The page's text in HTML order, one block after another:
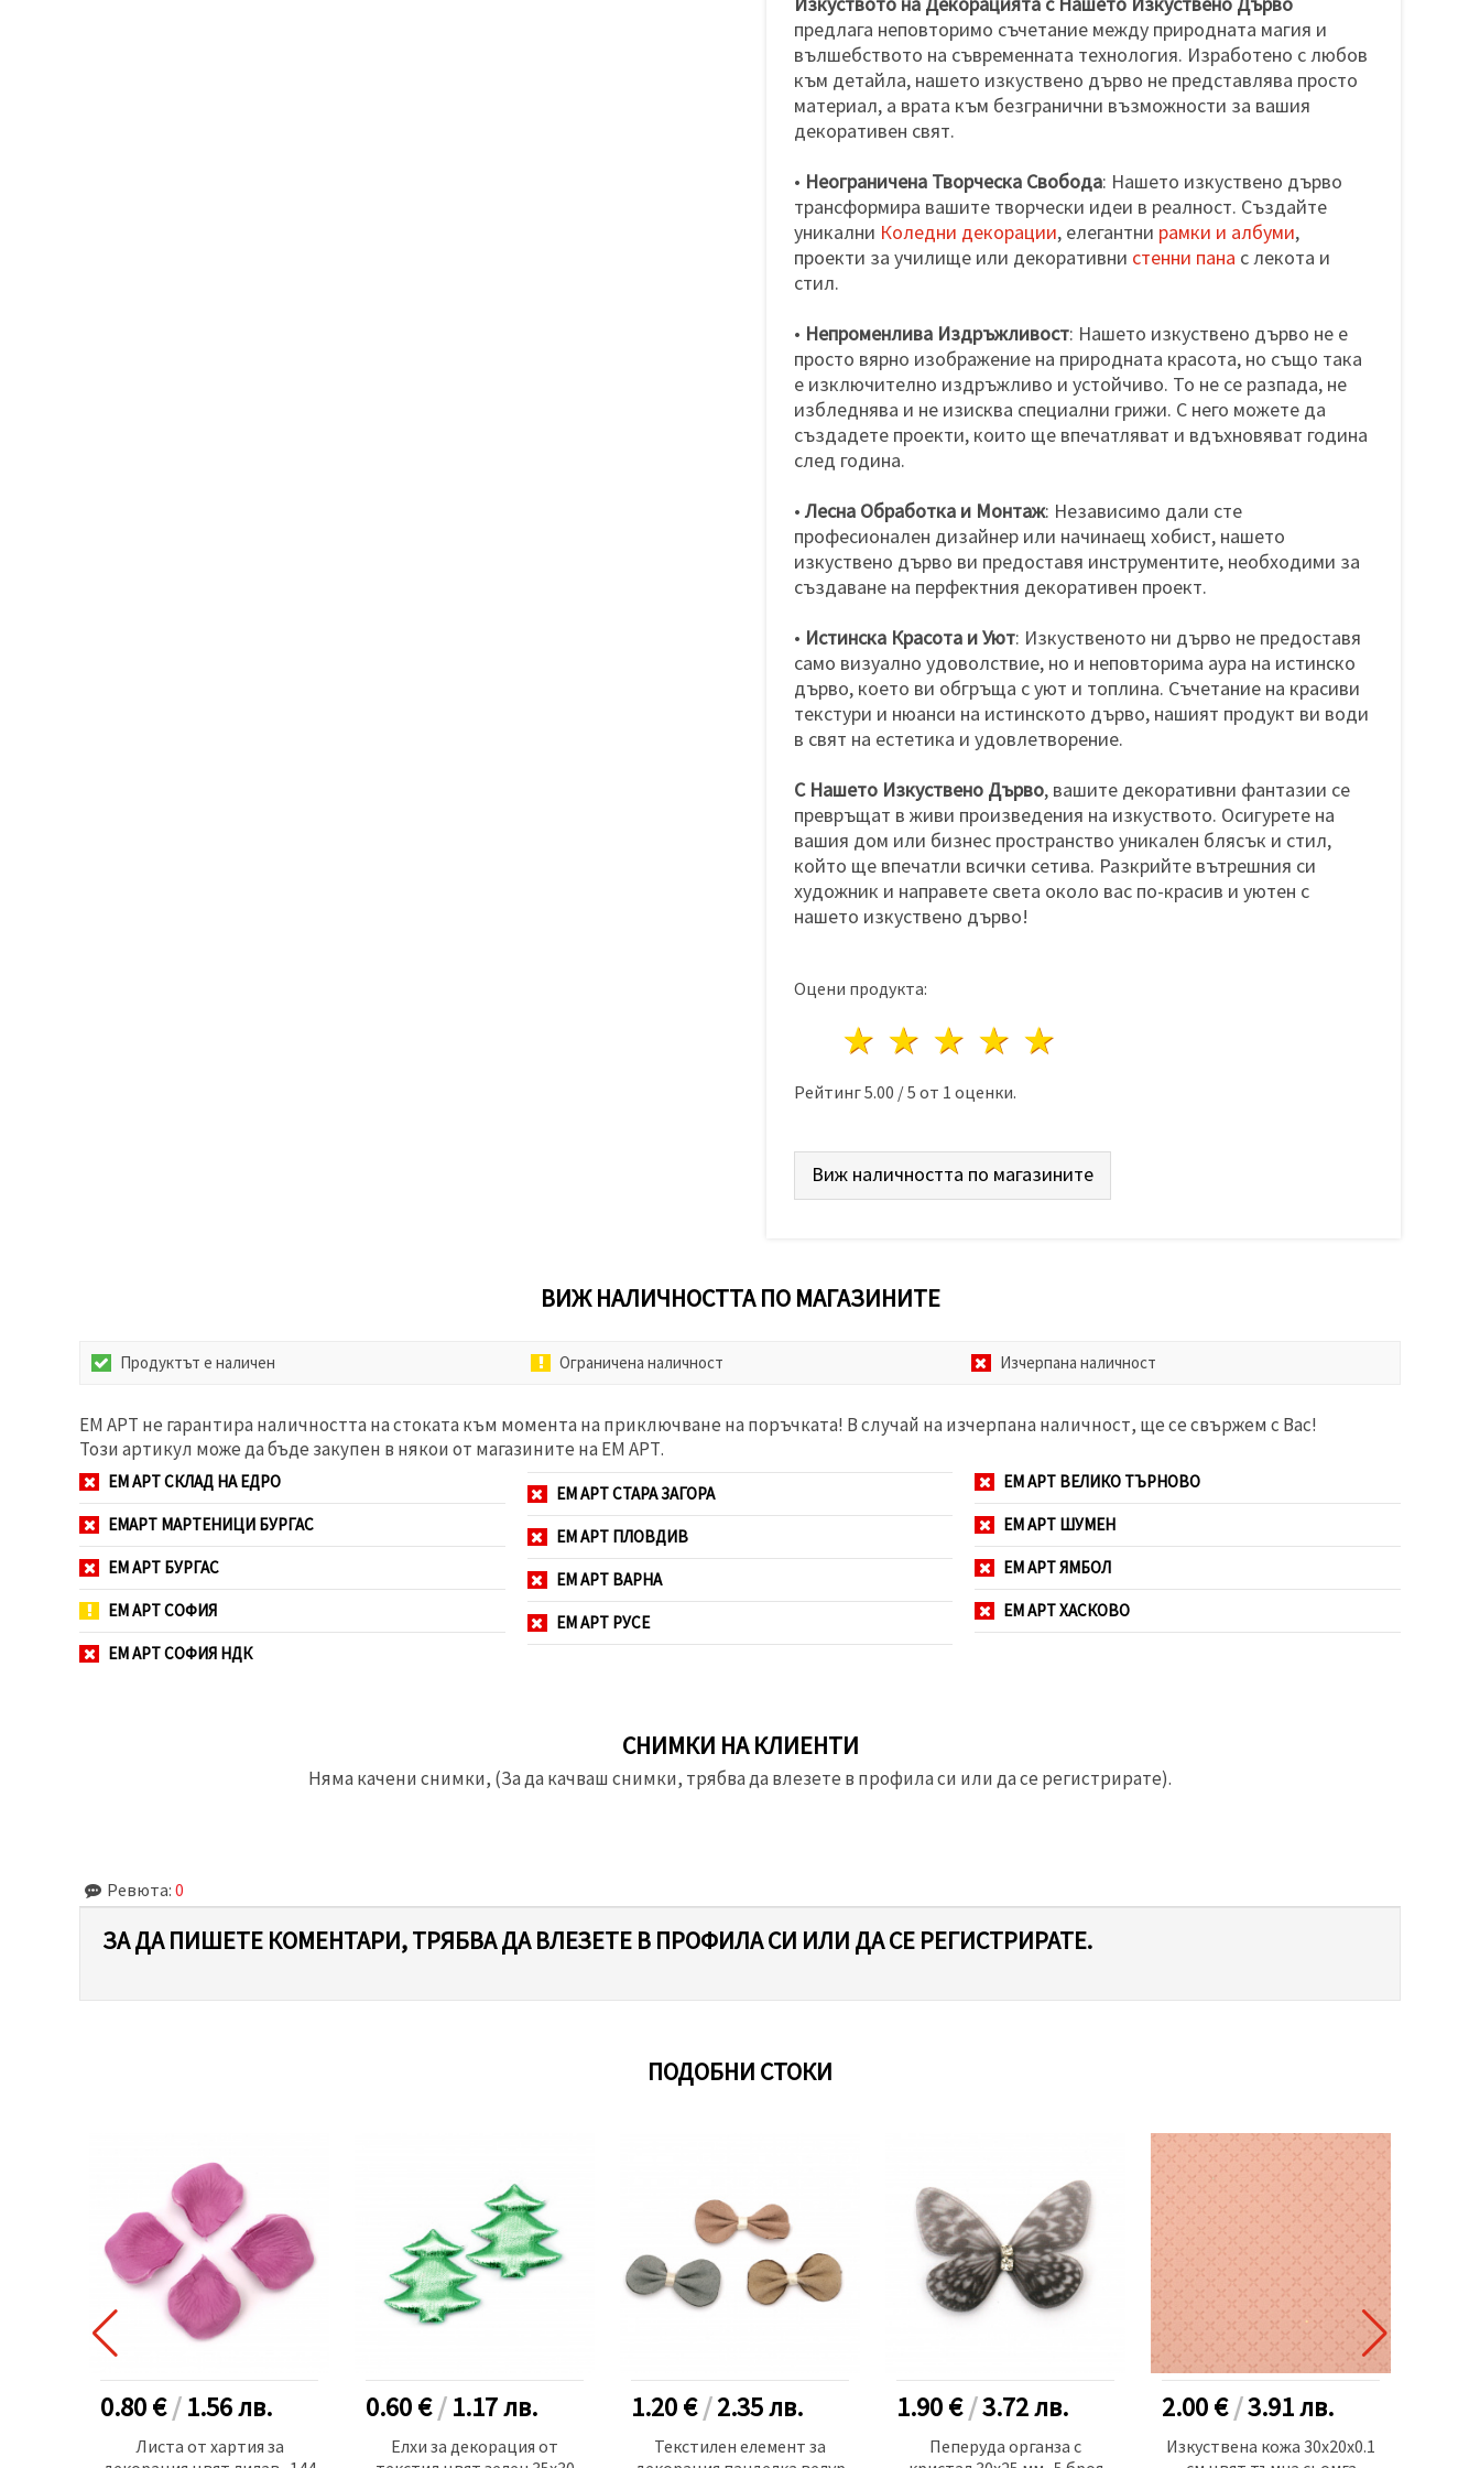
предлага неповторимо съчетание между природната магия и
вълшебството на съвременната технология. Изработено с любов
към детайла, нашето изкуствено дърво не представлява просто
материал, а врата към безгранични възможности за вашия
декоративен свят.
• Неограничена Творческа Свобода: Нашето изкуствено дърво
трансформира вашите творчески идеи в реалност. Създайте
уникални Коледни декорации, елегантни рамки и албуми,
проекти за училище или декоративни стенни пана с лекота и
стил.
• Непроменлива Издръжливост: Нашето изкуствено дърво не е
просто вярно изображение на природната красота, но също така
е изключително издръжливо и устойчиво. То не се разпада, не
избледнява и не изисква специални грижи. С него можете да
създадете проекти, които ще впечатляват и вдъхновяват година
след година.
• Лесна Обработка и Монтаж: Независимо дали сте
професионален дизайнер или начинаещ хобист, нашето
изкуствено дърво ви предоставя инструментите, необходими за
създаване на перфектния декоративен проект.
• Истинска Красота и Уют: Изкуственото ни дърво не предоставя
само визуално удоволствие, но и неповторима аура на истинско
дърво, което ви обгръща с уют и топлина. Съчетание на красиви
текстури и нюанси на истинското дърво, нашият продукт ви води
в свят на естетика и удовлетворение.
С Нашето Изкуствено Дърво, вашите декоративни фантазии се
превръщат в живи произведения на изкуството. Осигурете на
вашия дом или бизнес пространство уникален блясък и стил,
който ще впечатли всички сетива. Разкрийте вътрешния си
художник и направете света около вас по-красив и уютен с
нашето изкуствено дърво!
Оцени продукта:
4 звезди
3 звезди
2 звезди
1 звезда
Рейтинг5.00 /5 от 1 оценки.
Виж наличността по магазините
ВИЖ НАЛИЧНОСТТА ПО МАГАЗИНИТЕ
Продуктът е наличен Ограничена наличност Изчерпана наличност
ЕМ АРТ не гарантира наличността на стоката към момента на приключване на поръчката! В случай на изчерпана наличност, ще се свържем с Вас!
Този артикул може да бъде закупен в някои от магазините на ЕМ АРТ.
ЕМ АРТ СКЛАД НА ЕДРО
ЕМАРТ МАРТЕНИЦИ БУРГАС
ЕМ АРТ БУРГАС
ЕМ АРТ СОФИЯ
ЕМ АРТ СОФИЯ НДК
ЕМ АРТ СТАРА ЗАГОРА
ЕМ АРТ ПЛОВДИВ
ЕМ АРТ ВАРНА
ЕМ АРТ РУСЕ
ЕМ АРТ ВЕЛИКО ТЪРНОВО
ЕМ АРТ ШУМЕН
ЕМ АРТ ЯМБОЛ
ЕМ АРТ ХАСКОВО
СНИМКИ НА КЛИЕНТИ
Няма качени снимки, (За да качваш снимки, трябва да влезете в профила си или да се регистрирате).
Ревюта: 0
ЗА ДА ПИШЕТЕ КОМЕНТАРИ, ТРЯБВА ДА ВЛЕЗЕТЕ В ПРОФИЛА СИ ИЛИ ДА СЕ РЕГИСТРИРАТЕ.
ПОДОБНИ СТОКИ
0.80 €/1.56лв.
Листа от хартия за
0.60 €/1.17лв.
Елхи за декорация от
1.20 €/2.35лв.
Текстилен елемент за
1.90 €/3.72лв.
Пеперуда органза с
2.00 €/3.91лв.
Изкуствена кожа 30x20x0.1